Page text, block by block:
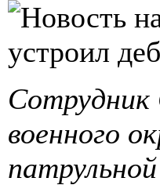
Сотрудник
военного